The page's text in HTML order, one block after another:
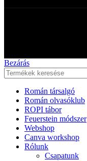
Bezárás
Román társalgó
Román olvasóklub
ROPI tábor
Feuerstein módszer
Webshop
Canva workshop
Rólunk
Csapatunk